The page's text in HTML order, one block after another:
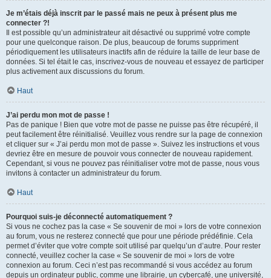
Je m’étais déjà inscrit par le passé mais ne peux à présent plus me
connecter ?!
Il est possible qu’un administrateur ait désactivé ou supprimé votre compte
pour une quelconque raison. De plus, beaucoup de forums suppriment
périodiquement les utilisateurs inactifs afin de réduire la taille de leur base de
données. Si tel était le cas, inscrivez-vous de nouveau et essayez de participer
plus activement aux discussions du forum.
Haut
J’ai perdu mon mot de passe !
Pas de panique ! Bien que votre mot de passe ne puisse pas être récupéré, il
peut facilement être réinitialisé. Veuillez vous rendre sur la page de connexion
et cliquer sur « J’ai perdu mon mot de passe ». Suivez les instructions et vous
devriez être en mesure de pouvoir vous connecter de nouveau rapidement.
Cependant, si vous ne pouvez pas réinitialiser votre mot de passe, nous vous
invitons à contacter un administrateur du forum.
Haut
Pourquoi suis-je déconnecté automatiquement ?
Si vous ne cochez pas la case « Se souvenir de moi » lors de votre connexion
au forum, vous ne resterez connecté que pour une période prédéfinie. Cela
permet d’éviter que votre compte soit utilisé par quelqu’un d’autre. Pour rester
connecté, veuillez cocher la case « Se souvenir de moi » lors de votre
connexion au forum. Ceci n’est pas recommandé si vous accédez au forum
depuis un ordinateur public, comme une librairie, un cybercafé, une université,